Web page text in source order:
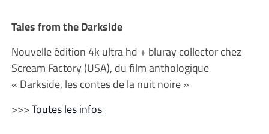
Tales from the Darkside
Nouvelle édition 4k ultra hd + bluray collector chez
Scream Factory (USA), du film anthologique
« Darkside, les contes de la nuit noire »
>>>Toutes les infos